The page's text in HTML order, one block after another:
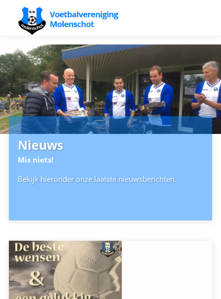
Nieuws
Mis niets!
Bekijk hieronder onze laatste nieuwsberichten.